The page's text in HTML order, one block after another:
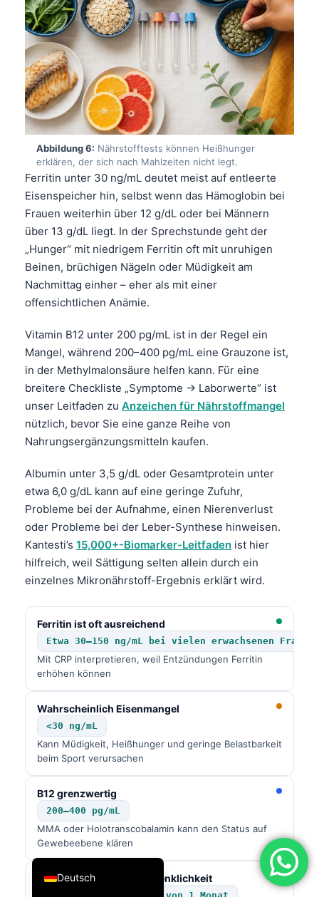
Abbildung 6: Nährstofftests können Heißhunger
erklären, der sich nach Mahlzeiten nicht legt.
Ferritin unter 30 ng/mL deutet meist auf entleerte
Eisenspeicher hin, selbst wenn das Hämoglobin bei
Frauen weiterhin über 12 g/dL oder bei Männern
über 13 g/dL liegt. In der Sprechstunde geht der
„Hunger“ mit niedrigem Ferritin oft mit unruhigen
Beinen, brüchigen Nägeln oder Müdigkeit am
Nachmittag einher – eher als mit einer
offensichtlichen Anämie.
Vitamin B12 unter 200 pg/mL ist in der Regel ein
Mangel, während 200–400 pg/mL eine Grauzone ist,
in der Methylmalonsäure helfen kann. Für eine
breitere Checkliste „Symptome → Laborwerte“ ist
unser Leitfaden zu Anzeichen für Nährstoffmangel
nützlich, bevor Sie eine ganze Reihe von
Nahrungsergänzungsmitteln kaufen.
Albumin unter 3,5 g/dL oder Gesamtprotein unter
etwa 6,0 g/dL kann auf eine geringe Zufuhr,
Probleme bei der Aufnahme, einen Nierenverlust
oder Probleme bei der Leber-Synthese hinweisen.
Kantesti’s 15,000+-Biomarker-Leitfaden ist hier
hilfreich, weil Sättigung selten allein durch ein
einzelnes Mikronährstoff-Ergebnis erklärt wird.
Ferritin ist oft ausreichend
Etwa 30–150 ng/mL bei vielen erwachsenen
Mit CRP interpretieren, weil Entzündungen Ferritin
erhöhen können
Wahrscheinlich Eisenmangel
<30 ng/mL
Kann Müdigkeit, Heißhunger und geringe Belastbarkeit
beim Sport verursachen
B12 grenzwertig
200–400 pg/mL
MMA oder Holotranscobalamin kann den Status auf
Gewebeebene klären
Schwere Ernährungsbedenklichkeit
Deutsch
العربية
Français
Italiano
Español
Português
Ελληνικά
Türkçe
Română
简体中文
Български
Dansk
Nederlands
हिन्दी
Bahasa Indonesia
Íslenska
Српски језик
Svenska
Bosanski
Azərbaycan dili
日本語
Čeština
ქართული
Русский
Lietuvių kalba
Polski
한국어
Slovenščina
Magyar
Shqip
বাংলা
اردو
मराठी